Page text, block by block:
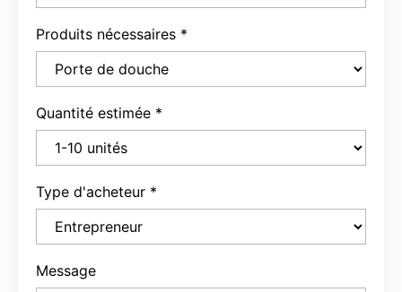
Produits nécessaires *
Quantité estimée *
Type d'acheteur *
Message